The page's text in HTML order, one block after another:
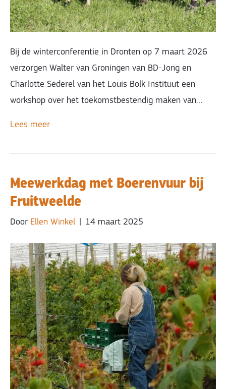
Bij de winterconferentie in Dronten op 7 maart 2026
verzorgen Walter van Groningen van BD-Jong en
Charlotte Sederel van het Louis Bolk Instituut een
workshop over het toekomstbestendig maken van…
Lees meer
Meewerkdag met Boerenvuur bij
Fruitweelde
Door Ellen Winkel 14 maart 2025